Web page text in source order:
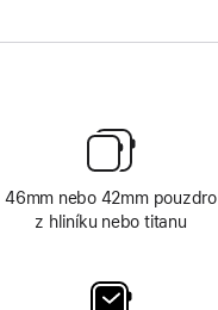
46mm nebo 42mm pouzdro
z hliníku nebo titanu